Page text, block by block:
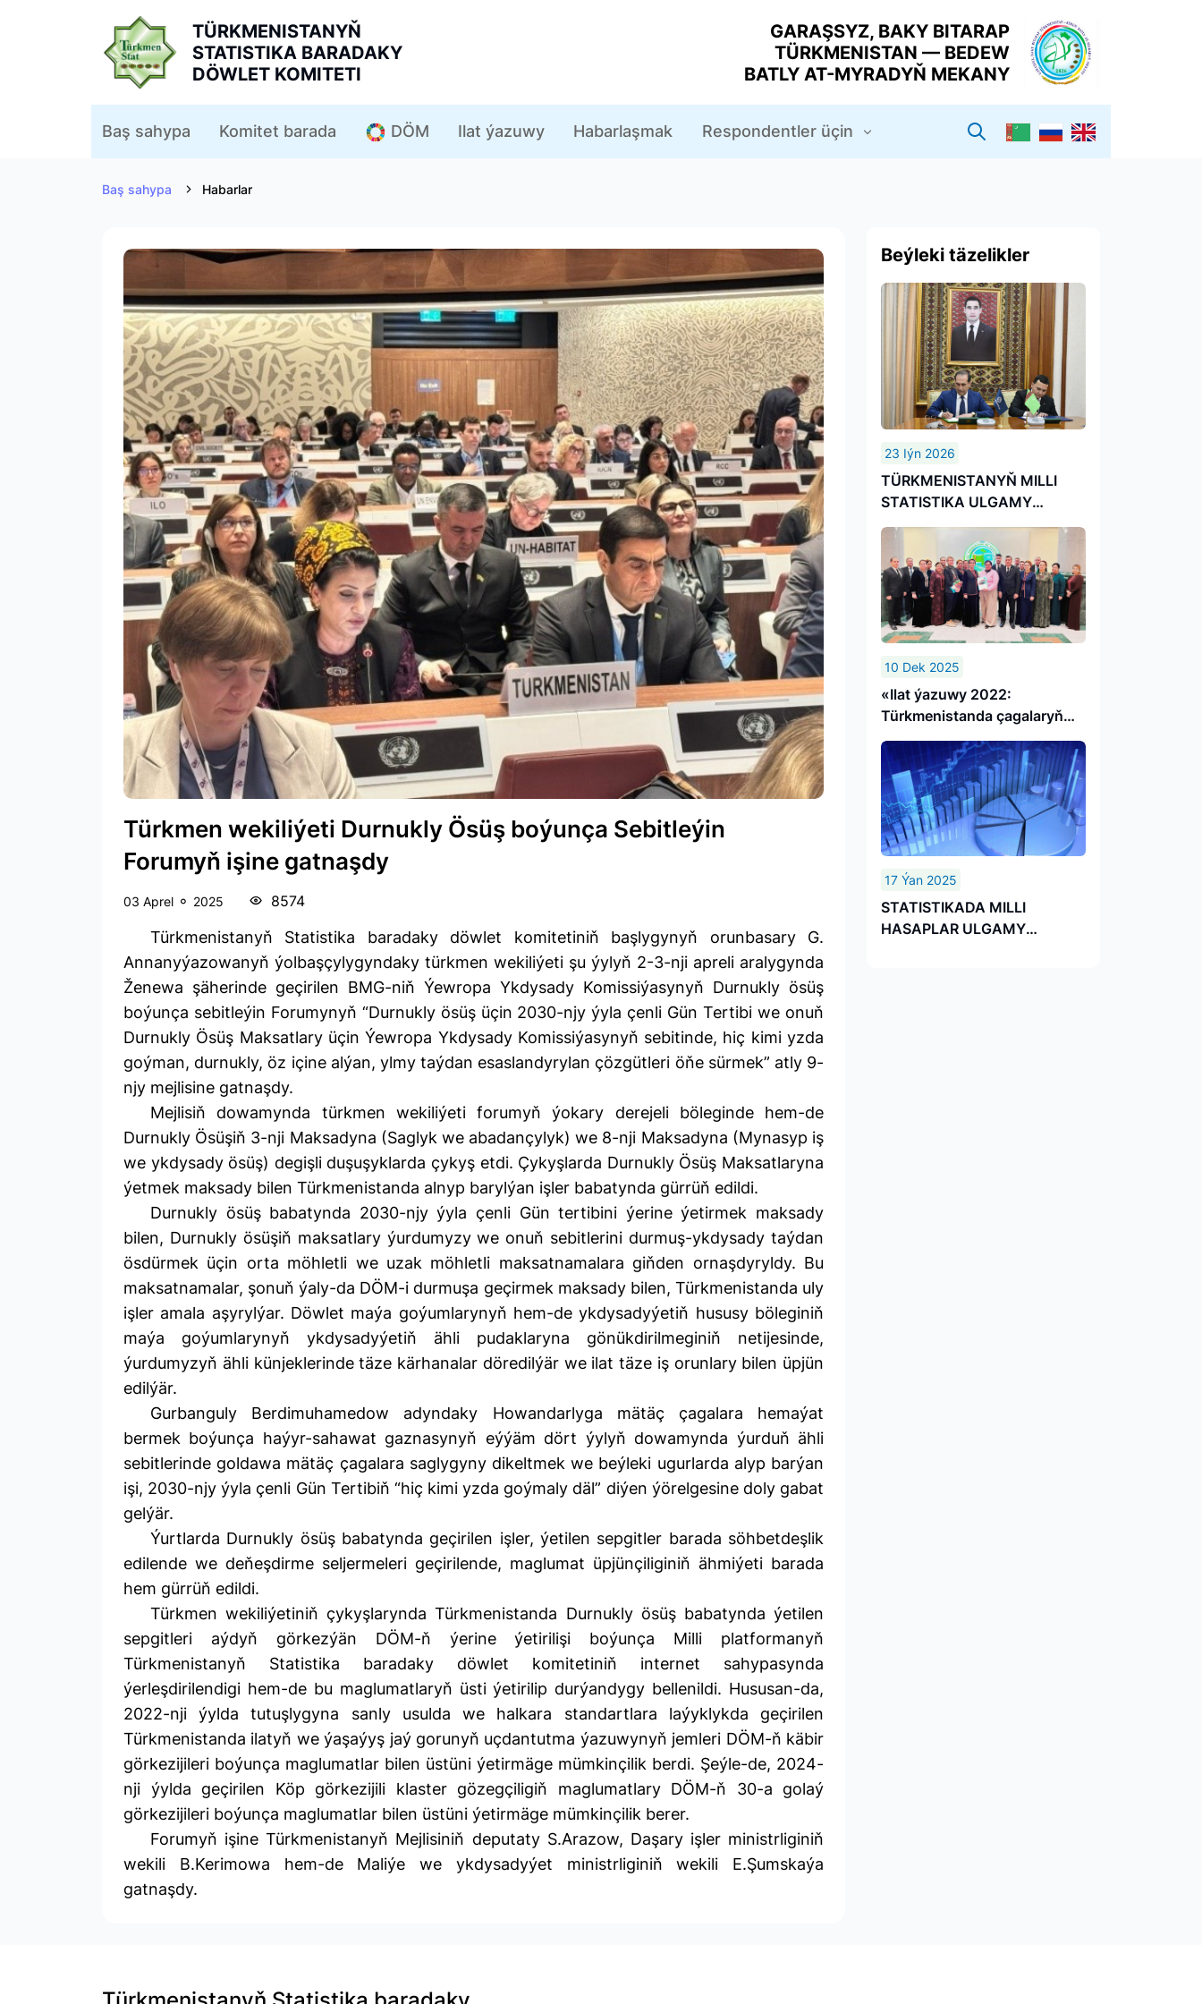
TÜRKMENISTANYŇ
STATISTIKA BARADAKY
DÖWLET KOMITETI
GARAŞSYZ, BAKY BITARAP
TÜRKMENISTAN — BEDEW
BATLY AT-MYRADYŇ MEKANY
Baş sahypa Komitet barada DÖM Ilat ýazuwy Habarlaşmak Respondentler üçin
Baş sahypa Habarlar
Türkmen wekiliýeti Durnukly Ösüş boýunça Sebitleýin
Forumyň işine gatnaşdy
03 Aprel 2025 8574
Türkmenistanyň Statistika baradaky döwlet komitetiniň başlygynyň orunbasary G.
Annanyýazowanyň ýolbaşçylygyndaky türkmen wekiliýeti şu ýylyň 2-3-nji apreli aralygynda
Ženewa şäherinde geçirilen BMG-niň Ýewropa Ykdysady Komissiýasynyň Durnukly ösüş
boýunça sebitleýin Forumynyň “Durnukly ösüş üçin 2030-njy ýyla çenli Gün Tertibi we onuň
Durnukly Ösüş Maksatlary üçin Ýewropa Ykdysady Komissiýasynyň sebitinde, hiç kimi yzda
goýman, durnukly, öz içine alýan, ylmy taýdan esaslandyrylan çözgütleri öňe sürmek” atly 9-
njy mejlisine gatnaşdy.
Mejlisiň dowamynda türkmen wekiliýeti forumyň ýokary derejeli böleginde hem-de
Durnukly Ösüşiň 3-nji Maksadyna (Saglyk we abadançylyk) we 8-nji Maksadyna (Mynasyp iş
we ykdysady ösüş) degişli duşuşyklarda çykyş etdi. Çykyşlarda Durnukly Ösüş Maksatlaryna
ýetmek maksady bilen Türkmenistanda alnyp barylýan işler babatynda gürrüň edildi.
Durnukly ösüş babatynda 2030-njy ýyla çenli Gün tertibini ýerine ýetirmek maksady
bilen, Durnukly ösüşiň maksatlary ýurdumyzy we onuň sebitlerini durmuş-ykdysady taýdan
ösdürmek üçin orta möhletli we uzak möhletli maksatnamalara giňden ornaşdyryldy. Bu
maksatnamalar, şonuň ýaly-da DÖM-i durmuşa geçirmek maksady bilen, Türkmenistanda uly
işler amala aşyrylýar. Döwlet maýa goýumlarynyň hem-de ykdysadyýetiň hususy böleginiň
maýa goýumlarynyň ykdysadyýetiň ähli pudaklaryna gönükdirilmeginiň netijesinde,
ýurdumyzyň ähli künjeklerinde täze kärhanalar döredilýär we ilat täze iş orunlary bilen üpjün
edilýär.
Gurbanguly Berdimuhamedow adyndaky Howandarlyga mätäç çagalara hemaýat
bermek boýunça haýyr-sahawat gaznasynyň eýýäm dört ýylyň dowamynda ýurduň ähli
sebitlerinde goldawa mätäç çagalara saglygyny dikeltmek we beýleki ugurlarda alyp barýan
işi, 2030-njy ýyla çenli Gün Tertibiň “hiç kimi yzda goýmaly däl” diýen ýörelgesine doly gabat
gelýär.
Ýurtlarda Durnukly ösüş babatynda geçirilen işler, ýetilen sepgitler barada söhbetdeşlik
edilende we deňeşdirme seljermeleri geçirilende, maglumat üpjünçiliginiň ähmiýeti barada
hem gürrüň edildi.
Türkmen wekiliýetiniň çykyşlarynda Türkmenistanda Durnukly ösüş babatynda ýetilen
sepgitleri aýdyň görkezýän DÖM-ň ýerine ýetirilişi boýunça Milli platformanyň
Türkmenistanyň Statistika baradaky döwlet komitetiniň internet sahypasynda
ýerleşdirilendigi hem-de bu maglumatlaryň üsti ýetirilip durýandygy bellenildi. Hususan-da,
2022-nji ýylda tutuşlygyna sanly usulda we halkara standartlara laýyklykda geçirilen
Türkmenistanda ilatyň we ýaşaýyş jaý gorunyň uçdantutma ýazuwynyň jemleri DÖM-ň käbir
görkezijileri boýunça maglumatlar bilen üstüni ýetirmäge mümkinçilik berdi. Şeýle-de, 2024-
nji ýylda geçirilen Köp görkezijili klaster gözegçiligiň maglumatlary DÖM-ň 30-a golaý
görkezijileri boýunça maglumatlar bilen üstüni ýetirmäge mümkinçilik berer.
Forumyň işine Türkmenistanyň Mejlisiniň deputaty S.Arazow, Daşary işler ministrliginiň
wekili B.Kerimowa hem-de Maliýe we ykdysadyýet ministrliginiň wekili E.Şumskaýa
gatnaşdy.
Beýleki täzelikler
23 Iýn 2026
TÜRKMENISTANYŇ MILLI
STATISTIKA ULGAMY
KÄMILLEŞDIRILÝÄR
10 Dek 2025
«Ilat ýazuwy 2022:
Türkmenistanda çagalaryň
ýagdaýy» statistiki neşiriň
tanyşdyryş dabarasy
17 Ýan 2025
STATISTIKADA MILLI
HASAPLAR ULGAMY